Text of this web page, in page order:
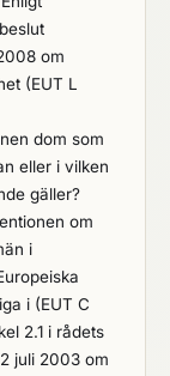
om
(EUT L
dom som
eller i vilken
gäller?
om
i
i (EUT C
2.1 i rådets
juli 2003 om